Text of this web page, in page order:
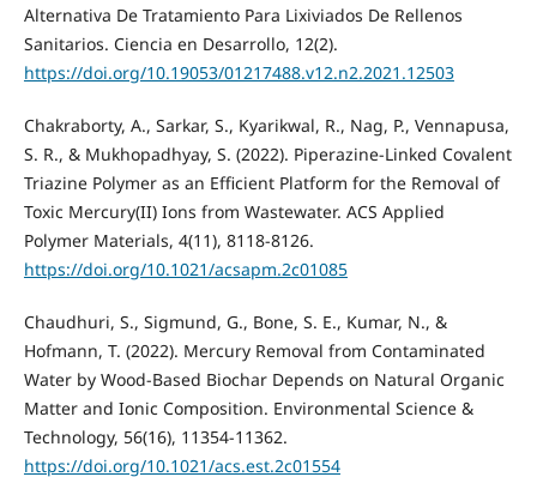
Alternativa De Tratamiento Para Lixiviados De Rellenos
Sanitarios. Ciencia en Desarrollo, 12(2).
https://doi.org/10.19053/01217488.v12.n2.2021.12503
Chakraborty, A., Sarkar, S., Kyarikwal, R., Nag, P., Vennapusa,
S. R., & Mukhopadhyay, S. (2022). Piperazine-Linked Covalent
Triazine Polymer as an Efficient Platform for the Removal of
Toxic Mercury(II) Ions from Wastewater. ACS Applied
Polymer Materials, 4(11), 8118-8126.
https://doi.org/10.1021/acsapm.2c01085
Chaudhuri, S., Sigmund, G., Bone, S. E., Kumar, N., &
Hofmann, T. (2022). Mercury Removal from Contaminated
Water by Wood-Based Biochar Depends on Natural Organic
Matter and Ionic Composition. Environmental Science &
Technology, 56(16), 11354-11362.
https://doi.org/10.1021/acs.est.2c01554